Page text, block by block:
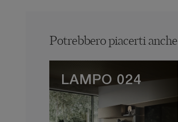
Potrebbero piacerti anche
LAMPO 024